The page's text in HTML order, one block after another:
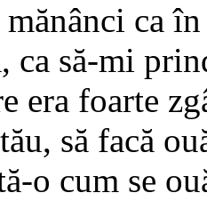
ca
ca să-mi
era foarte
să facă
o cum se